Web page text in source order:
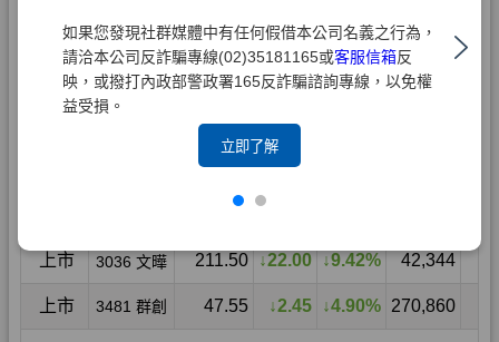
如果您發現社群媒體中有任何假借本公司名義之行為，
請洽本公司反詐騙專線(02)35181165或客服信箱反
映，或撥打內政部警政署165反詐騙諮詢專線，以免權
益受損。
立即了解